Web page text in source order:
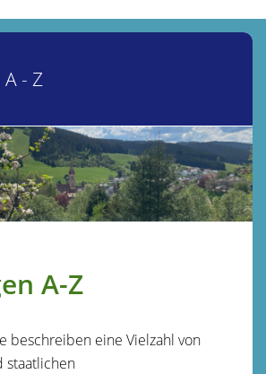
A - Z
A-Z
beschreiben eine Vielzahl von
staatlichen